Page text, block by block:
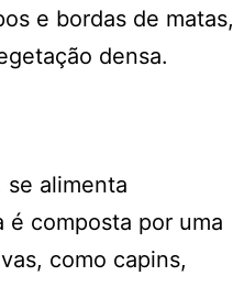
e bordas de matas,
densa.
se alimenta
composta por uma
como capins,